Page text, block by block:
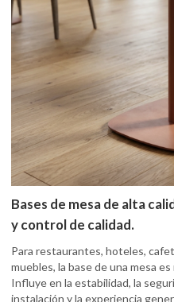
Bases de mesa de alta
y control de calidad.
Para restaurantes, hoteles,
muebles, la base de una mesa
Influye en la estabilidad, la
instalación y la experiencia